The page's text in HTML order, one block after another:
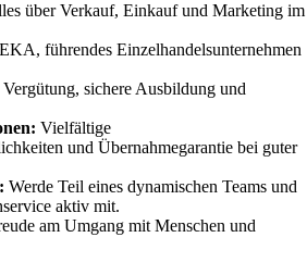
über Verkauf, Einkauf und Marketing im
führendes Einzelhandelsunternehmen
sichere Ausbildung und
Vielfältige
und Übernahmegarantie bei guter
Werde Teil eines dynamischen Teams und
aktiv mit.
am Umgang mit Menschen und